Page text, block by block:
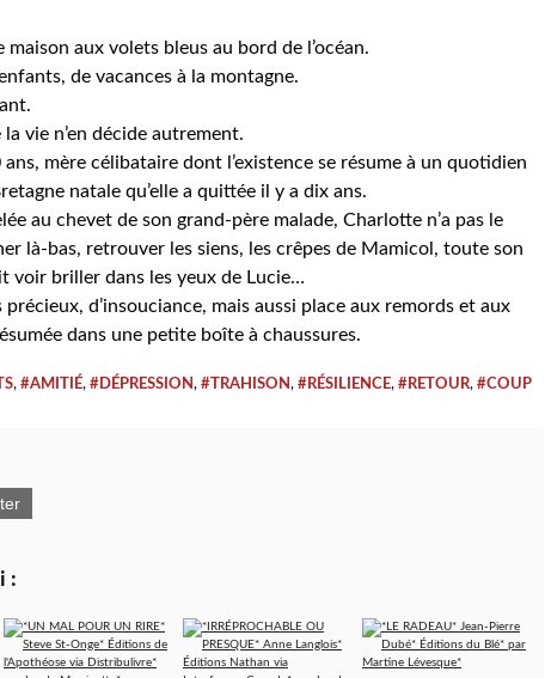
maison aux volets bleus au bord de l’océan.
de vacances à la montagne.
vie n’en décide autrement.
ans, mère célibataire dont l’existence se résume à un quotidien
natale qu’elle a quittée il y a dix ans.
au chevet de son grand-père malade, Charlotte n’a pas le
là-bas, retrouver les siens, les crêpes de Mamicol, toute son
voir briller dans les yeux de Lucie…
d’insouciance, mais aussi place aux remords et aux
dans une petite boîte à chaussures.
, #AMITIÉ, #DÉPRESSION, #TRAHISON, #RÉSILIENCE, #RETOUR, #COUP
: